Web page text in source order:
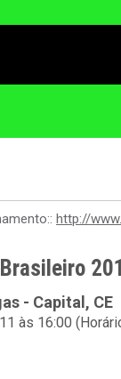
http://
- Capital, CE
às 16:00